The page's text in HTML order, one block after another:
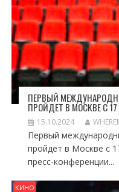
ПЕРВЫЙ
ПРОЙДЕТ В МОСКВЕ С
15.10.2024
Первый
пройдет в Москве с
пресс-конференции...
КИНО